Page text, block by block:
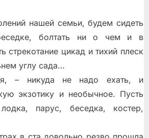
нашей семьи, будем сидеть
болтать ни о чем и в
стрекотание цикад и тихий плеск
углу сада…
– никуда не надо ехать, и
экзотику и необычное. Пусть
парус, беседка, костер,